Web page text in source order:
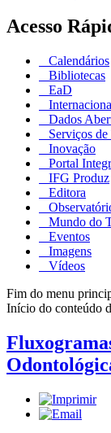
Acesso
Calendários
Bibliotecas
EaD
Dados
Serviços
Inovação
Portal
IFG Produz
Editora
Mundo do
Eventos
Imagens
Vídeos
Fim do menu
Início do conteúdo